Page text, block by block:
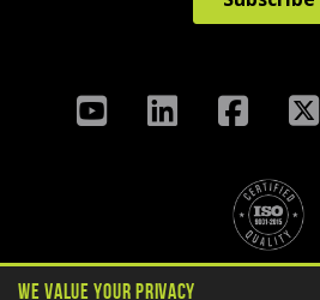
Politique de
We Value Your Privacy